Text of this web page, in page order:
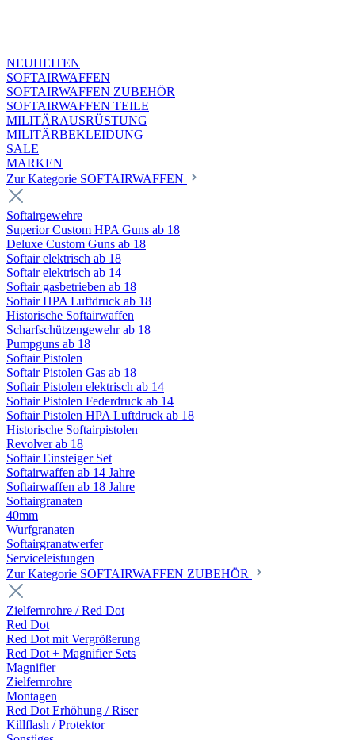
NEUHEITEN
SOFTAIRWAFFEN
SOFTAIRWAFFEN ZUBEHÖR
SOFTAIRWAFFEN TEILE
MILITÄRAUSRÜSTUNG
MILITÄRBEKLEIDUNG
SALE
MARKEN
Zur Kategorie SOFTAIRWAFFEN
Softairgewehre
Superior Custom HPA Guns ab 18
Deluxe Custom Guns ab 18
Softair elektrisch ab 18
Softair elektrisch ab 14
Softair gasbetrieben ab 18
Softair HPA Luftdruck ab 18
Historische Softairwaffen
Scharfschützengewehr ab 18
Pumpguns ab 18
Softair Pistolen
Softair Pistolen Gas ab 18
Softair Pistolen elektrisch ab 14
Softair Pistolen Federdruck ab 14
Softair Pistolen HPA Luftdruck ab 18
Historische Softairpistolen
Revolver ab 18
Softair Einsteiger Set
Softairwaffen ab 14 Jahre
Softairwaffen ab 18 Jahre
Softairgranaten
40mm
Wurfgranaten
Softairgranatwerfer
Serviceleistungen
Zur Kategorie SOFTAIRWAFFEN ZUBEHÖR
Zielfernrohre / Red Dot
Red Dot
Red Dot mit Vergrößerung
Red Dot + Magnifier Sets
Magnifier
Zielfernrohre
Montagen
Red Dot Erhöhung / Riser
Killflash / Protektor